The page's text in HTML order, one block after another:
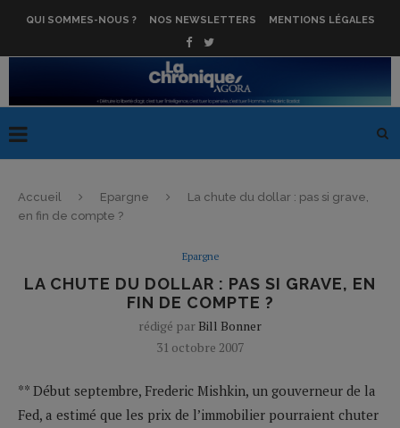
QUI SOMMES-NOUS ? NOS NEWSLETTERS MENTIONS LÉGALES
Accueil Epargne
La chute du dollar : pas si grave,
en fin de compte ?
Epargne
LA CHUTE DU DOLLAR : PAS SI GRAVE, EN
FIN DE COMPTE ?
rédigé par Bill Bonner
31 octobre 2007
** Début septembre, Frederic Mishkin, un gouverneur de la
Fed, a estimé que les prix de l’immobilier pourraient chuter